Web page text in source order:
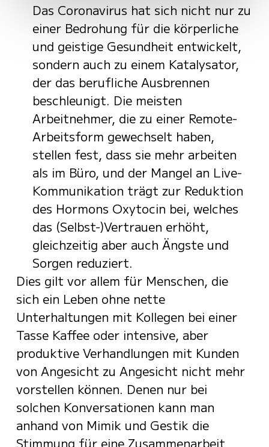
Das Coronavirus hat sich nicht nur zu
einer Bedrohung für die körperliche
und geistige Gesundheit entwickelt,
sondern auch zu einem Katalysator,
der das berufliche Ausbrennen
beschleunigt. Die meisten
Arbeitnehmer, die zu einer Remote-
Arbeitsform gewechselt haben,
stellen fest, dass sie mehr arbeiten
als im Büro, und der Mangel an Live-
Kommunikation trägt zur Reduktion
des Hormons Oxytocin bei, welches
das (Selbst-)Vertrauen erhöht,
gleichzeitig aber auch Ängste und
Sorgen reduziert.
Dies gilt vor allem für Menschen, die
sich ein Leben ohne nette
Unterhaltungen mit Kollegen bei einer
Tasse Kaffee oder intensive, aber
produktive Verhandlungen mit Kunden
von Angesicht zu Angesicht nicht mehr
vorstellen können. Denen nur bei
solchen Konversationen kann man
anhand von Mimik und Gestik die
Stimmung für eine Zusammenarbeit